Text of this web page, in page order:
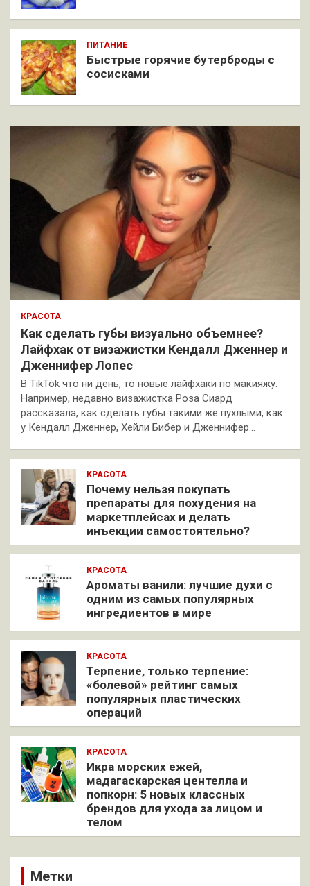
ПИТАНИЕ
Быстрые горячие бутерброды с
сосисками
КРАСОТА
Как сделать губы визуально объемнее?
Лайфхак от визажистки Кендалл Дженнер и
Дженнифер Лопес
В TikTok что ни день, то новые лайфхаки по макияжу.
Например, недавно визажистка Роза Сиард
рассказала, как сделать губы такими же пухлыми, как
у Кендалл Дженнер, Хейли Бибер и Дженнифер…
КРАСОТА
Почему нельзя покупать
препараты для похудения на
маркетплейсах и делать
инъекции самостоятельно?
КРАСОТА
Ароматы ванили: лучшие духи с
одним из самых популярных
ингредиентов в мире
КРАСОТА
Терпение, только терпение:
«болевой» рейтинг самых
популярных пластических
операций
КРАСОТА
Икра морских ежей,
мадагаскарская центелла и
попкорн: 5 новых классных
брендов для ухода за лицом и
телом
Метки